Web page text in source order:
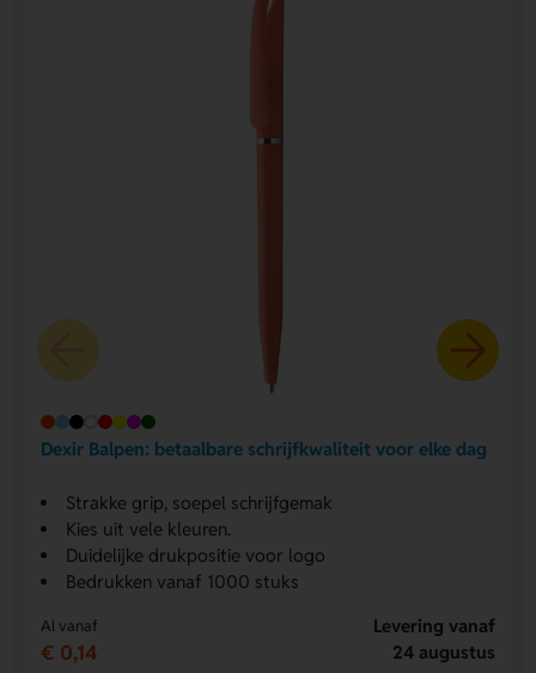
Dexir Balpen: betaalbare schrijfkwaliteit voor elke dag
Strakke grip, soepel schrijfgemak
Kies uit vele kleuren.
Duidelijke drukpositie voor logo
Bedrukken vanaf 1000 stuks
Al vanaf
€ 0,14
Levering vanaf
24 augustus